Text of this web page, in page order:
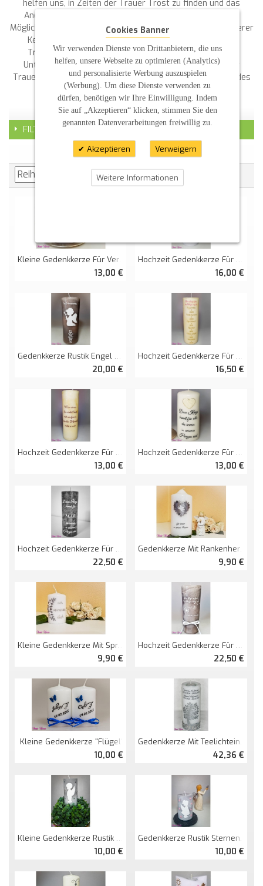
helfen uns, in Zeiten der Trauer Trost zu finden und das
Andenken an verstorbene Personen zu ehren. Durch die
Möglichkeit der Personalisierung und die hohe Qualität unserer
Kerzen bieten wir Ihnen ein Produkt, das sowohl in der
Trauerfeier als auch im privaten Raum eine wertvolle
Unterstützung sein kann. Tauchen Sie ein in die Welt der
Trauerkerzen und lassen Sie sich von der heilenden Kraft des
Lichts berühren.
FILTER
Kleine Gedenkkerze Für Verstorbene Rustik
13,00 €
Hochzeit Gedenkkerze Für Verstorbene "Perlen"
16,00 €
Gedenkkerze Rustik Engel Mit Orchidee
20,00 €
Hochzeit Gedenkkerze Für Verstorbene Mit Allen Namen Und Datum
16,50 €
Hochzeit Gedenkkerze Für Verstorbene
13,00 €
Hochzeit Gedenkkerze Für Verstorbene "Herz"
13,00 €
Hochzeit Gedenkkerze Für Verstorbene "Text"
22,50 €
Gedenkkerze Mit Rankenherz Und Spruch
9,90 €
Kleine Gedenkkerze Mit Spruch
9,90 €
Hochzeit Gedenkkerze Für Verstorbene "Pusteblume"
22,50 €
Kleine Gedenkkerze "Flügel"
10,00 €
Gedenkkerze Mit Teelichteinsatz "Baum"
42,36 €
Kleine Gedenkkerze Rustik Sternenkind Junge
10,00 €
Gedenkkerze Rustik Sternenkind Mit Sternenschweif
10,00 €
Cookies Banner
Wir verwenden Dienste von Drittanbietern, die uns
helfen, unsere Webseite zu optimieren (Analytics)
und personalisierte Werbung auszuspielen
(Werbung). Um diese Dienste verwenden zu
dürfen, benötigen wir Ihre Einwilligung. Indem
Sie auf „Akzeptieren“ klicken, stimmen Sie den
genannten Datenverarbeitungen freiwillig zu.
Akzeptieren Verweigern
Weitere Informationen